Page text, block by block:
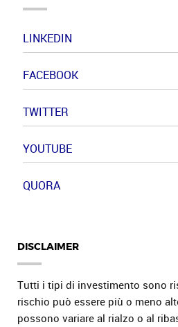
LINKEDIN
FACEBOOK
TWITTER
YOUTUBE
QUORA
DISCLAIMER
Tutti i tipi di investimento sono
rischio può essere più o meno
possono variare al rialzo o al